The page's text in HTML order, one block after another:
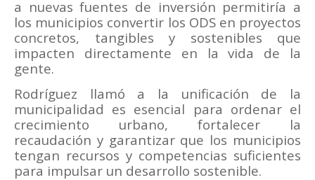
a nuevas fuentes de inversión permitiría a
los municipios convertir los ODS en proyectos
concretos, tangibles y sostenibles que
impacten directamente en la vida de la
gente.
Rodríguez llamó a la unificación de la
municipalidad es esencial para ordenar el
crecimiento urbano, fortalecer la
recaudación y garantizar que los municipios
tengan recursos y competencias suficientes
para impulsar un desarrollo sostenible.